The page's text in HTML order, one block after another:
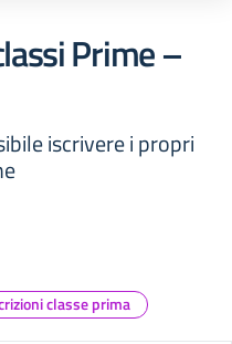
Prime –
iscrivere i propri
classe prima